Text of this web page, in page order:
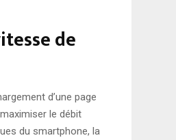
de
d’une page
le débit
du smartphone, la